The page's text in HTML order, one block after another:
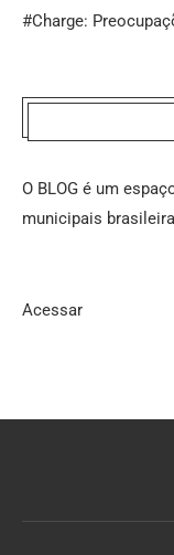
#Charge:
O BLOG é um
municipais
Acessar